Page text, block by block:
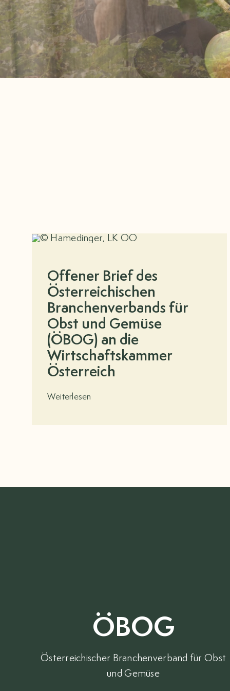
Offener Brief des
Österreichischen
Branchenverbands für
Obst und Gemüse
(ÖBOG) an die
Wirtschaftskammer
Österreich
Weiterlesen
ÖBOG
Österreichischer Branchenverband für Obst
und Gemüse